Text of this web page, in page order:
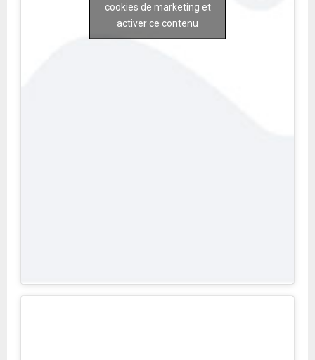
cookies de marketing et
activer ce contenu